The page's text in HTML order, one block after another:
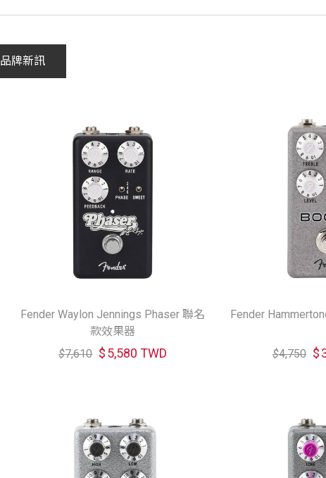
品牌新訊
Fender Waylon Jennings Phaser 聯名
款效果器
$7,610 $5,580 TWD
Fender
$4,750 $